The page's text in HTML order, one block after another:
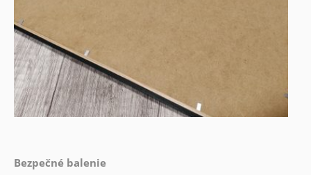
Bezpečné balenie